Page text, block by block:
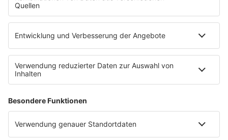
sunshine live App
werben bei SUNSHINE LIVE
SERVICE
Datenschutz
Datenschutzerklärung zur sunshine live App
Impressum
Teilnahmebedingungen
AGB